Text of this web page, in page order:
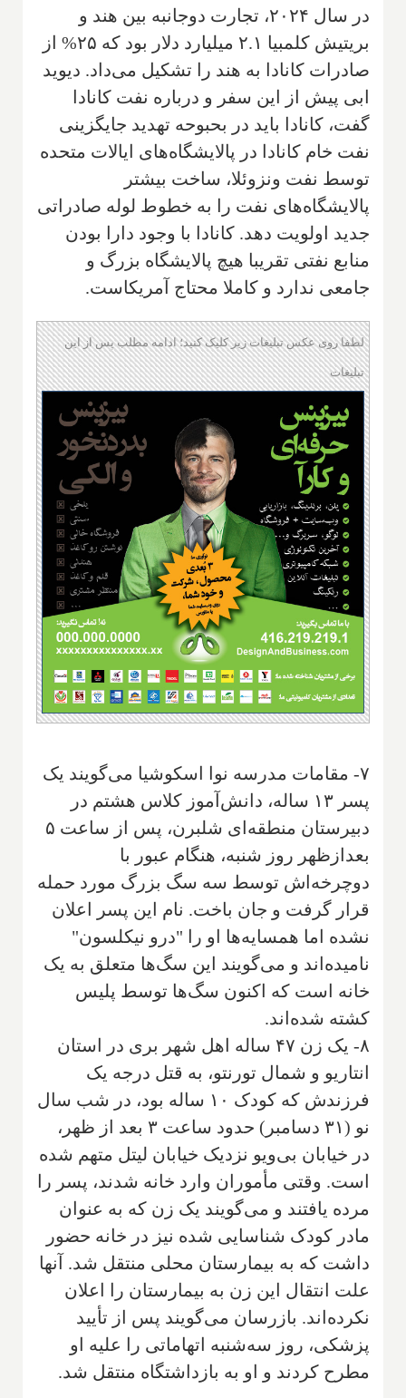
در سال ۲۰۲۴، تجارت دوجانبه بین هند و
بریتیش کلمبیا ۲.۱ میلیارد دلار بود که ۲۵% از
صادرات کانادا به هند را تشکیل می‌داد. دیوید
ابی پیش از این سفر و درباره نفت کانادا
گفت، کانادا باید در بحبوحه تهدید جایگزینی
نفت خام کانادا در پالایشگاه‌های ایالات متحده
توسط نفت ونزوئلا، ساخت بیشتر
پالایشگاه‌های نفت را به خطوط لوله صادراتی
جدید اولویت دهد. کانادا با وجود دارا بودن
منابع نفتی تقریبا هیچ پالایشگاه بزرگ و
جامعی ندارد و کاملا محتاج آمریکاست.
لطفا روی عکس تبلیغات زیر کلیک کنید؛ ادامه مطلب پس از این
تبلیغات
۷- مقامات مدرسه نوا اسکوشیا می‌گویند یک
پسر ۱۳ ساله، دانش‌آموز کلاس هشتم در
دبیرستان منطقه‌ای شلبرن، پس از ساعت ۵
بعدازظهر روز شنبه، هنگام عبور با
دوچرخه‌اش توسط سه سگ بزرگ مورد حمله
قرار گرفت و جان باخت. نام این پسر اعلان
نشده اما همسایه‌ها او را "درو نیکلسون"
نامیده‌اند و می‌گویند این سگ‌ها متعلق به یک
خانه است که اکنون سگ‌ها توسط پلیس
کشته شده‌اند.
۸- یک زن ۴۷ ساله اهل شهر بری در استان
انتاریو و شمال تورنتو، به قتل درجه یک
فرزندش که کودک ۱۰ ساله بود، در شب سال
نو (۳۱ دسامبر) حدود ساعت ۳ بعد از ظهر،
در خیابان بی‌ویو نزدیک خیابان لیتل متهم شده
است. وقتی مأموران وارد خانه شدند، پسر را
مرده یافتند و می‌گویند یک زن که به عنوان
مادر کودک شناسایی شده نیز در خانه حضور
داشت که به بیمارستان محلی منتقل شد. آنها
علت انتقال این زن به بیمارستان را اعلان
نکرده‌اند. بازرسان می‌گویند پس از تأیید
پزشکی، روز سه‌شنبه اتهاماتی را علیه او
مطرح کردند و او به بازداشتگاه منتقل شد.